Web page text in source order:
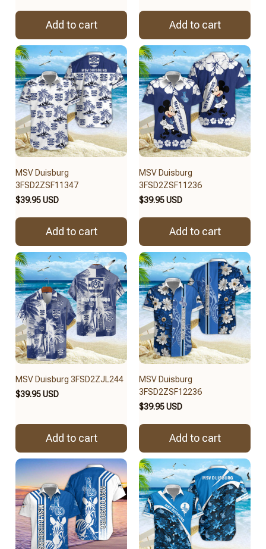
Add to cart Add to cart
MSV Duisburg
3FSD2ZSF11347
$39.95 USD
Add to cart
MSV Duisburg
3FSD2ZSF11236
$39.95 USD
Add to cart
MSV Duisburg 3FSD2ZJL244
$39.95 USD
Add to cart
MSV Duisburg
3FSD2ZSF12236
$39.95 USD
Add to cart